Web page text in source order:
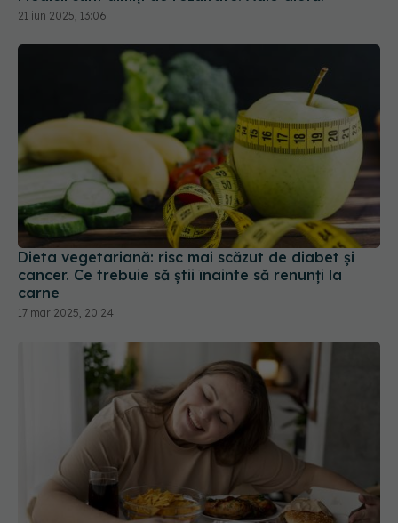
21 iun 2025, 13:06
Dieta vegetariană: risc mai scăzut de diabet și
cancer. Ce trebuie să știi înainte să renunți la
carne
17 mar 2025, 20:24